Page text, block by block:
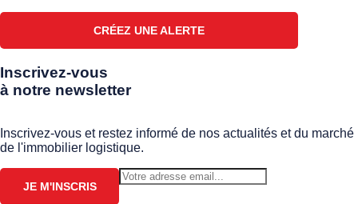
CRÉEZ UNE ALERTE
Inscrivez-vous
à notre newsletter
Inscrivez-vous et restez informé de nos actualités et du marché
de l'immobilier logistique.
JE M'INSCRIS